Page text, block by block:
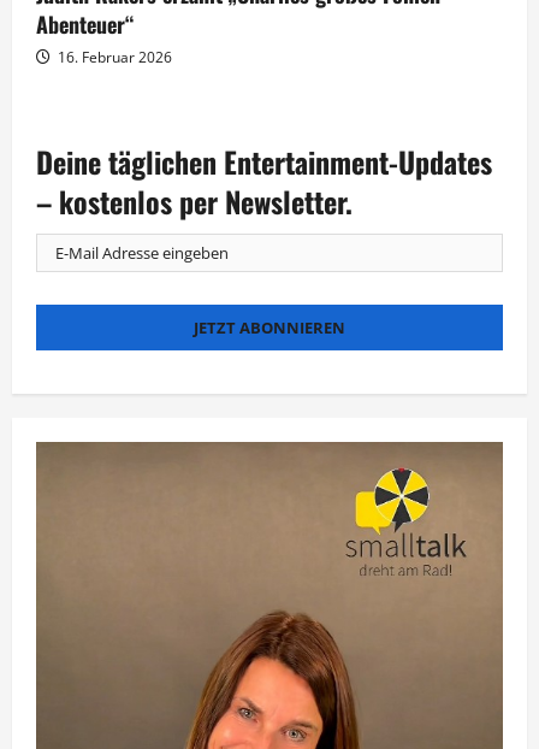
Abenteuer“
16. Februar 2026
Deine täglichen Entertainment-Updates
– kostenlos per Newsletter.